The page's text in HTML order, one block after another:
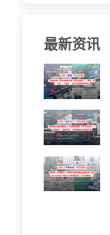
最新资讯